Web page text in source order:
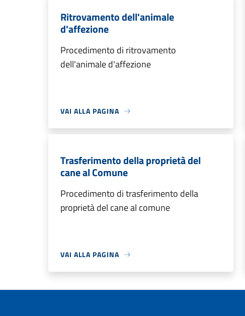
Ritrovamento dell'animale
d'affezione
Procedimento di ritrovamento
dell'animale d'affezione
VAI ALLA PAGINA
Trasferimento della proprietà del
cane al Comune
Procedimento di trasferimento della
proprietà del cane al comune
VAI ALLA PAGINA